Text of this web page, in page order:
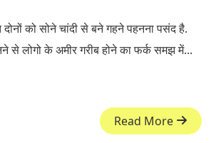
को सोने चांदी से बने गहने पहनना पसंद है.
से लोगो के अमीर गरीब होने का फर्क समझ में...
Read More